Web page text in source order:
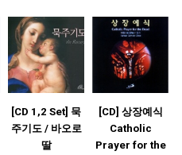
[CD 1,2 Set] 묵
주기도 / 바오로
딸
[CD] 상장예식
Catholic
Prayer for the